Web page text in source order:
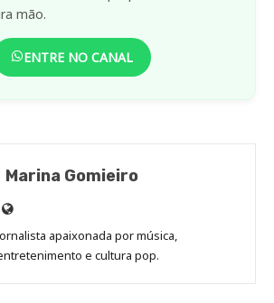
mão.
ENTRE NO CANAL
Marina Gomieiro
Site
de
Marina
apaixonada por música,
e cultura pop.